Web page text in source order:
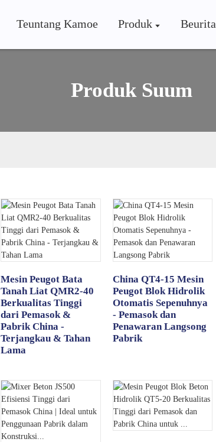
Teuntang Kamoe Produk Beurita
Produk Suum
Mesin Peugot Bata
Tanah Liat QMR2-40
Berkualitas Tinggi
dari Pemasok &
Pabrik China -
Terjangkau & Tahan
Lama
China QT4-15 Mesin
Peugot Blok Hidrolik
Otomatis Sepenuhnya
- Pemasok dan
Penawaran Langsong
Pabrik